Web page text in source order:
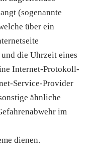
(sogenannte
über ein
die Uhrzeit eines
Internet-Protokoll-
Service-Provider
ähnliche
im
dienen.